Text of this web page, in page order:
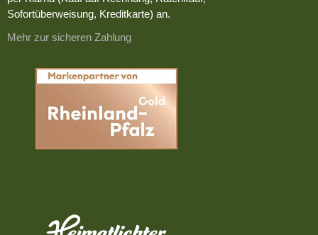
Sofortüberweisung, Kreditkarte) an.
Mehr zur sicheren Zahlung